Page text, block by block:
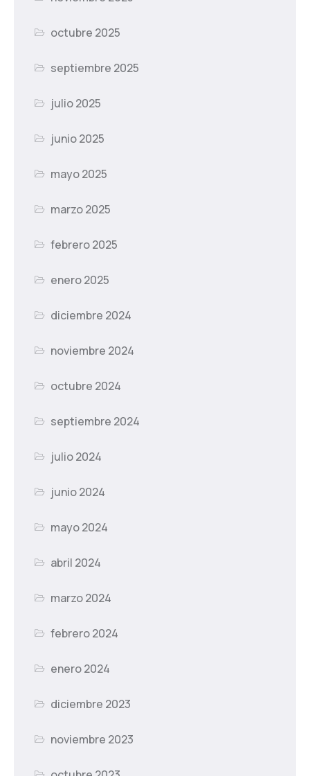
octubre 2025
septiembre 2025
julio 2025
junio 2025
mayo 2025
marzo 2025
febrero 2025
enero 2025
diciembre 2024
noviembre 2024
octubre 2024
septiembre 2024
julio 2024
junio 2024
mayo 2024
abril 2024
marzo 2024
febrero 2024
enero 2024
diciembre 2023
noviembre 2023